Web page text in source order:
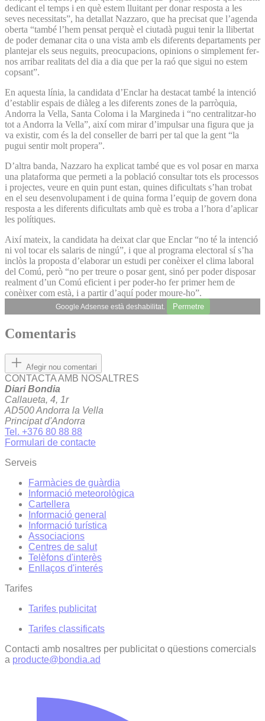
dedicant el temps i en què estem lluitant per donar resposta a les
seves necessitats”, ha detallat Nazzaro, que ha precisat que l’agenda
oberta “també l’hem pensat perquè el ciutadà pugui tenir la llibertat
de poder demanar cita o una vista amb els diferents departaments per
plantejar els seus neguits, preocupacions, opinions o simplement fer-
nos arribar realitats del dia a dia que per la raó que sigui no estem
copsant”.
En aquesta línia, la candidata d’Enclar ha destacat també la intenció
d’establir espais de diàleg a les diferents zones de la parròquia,
Andorra la Vella, Santa Coloma i la Margineda i “no centralitzar-ho
tot a Andorra la Vella”, així com mirar d’impulsar una figura que ja
va existir, com és la del conseller de barri per tal que la gent “la
pugui sentir molt propera”.
D’altra banda, Nazzaro ha explicat també que es vol posar en marxa
una plataforma que permeti a la població consultar tots els processos
i projectes, veure en quin punt estan, quines dificultats s’han trobat
en el seu desenvolupament i de quina forma l’equip de govern dona
resposta a les diferents dificultats amb què es troba a l’hora d’aplicar
les polítiques.
Així mateix, la candidata ha deixat clar que Enclar “no té la intenció
ni vol tocar els salaris de ningú”, i que al programa electoral sí s’ha
inclòs la proposta d’elaborar un estudi per conèixer el clima laboral
del Comú, però “no per treure o posar gent, sinó per poder disposar
realment d’un Comú eficient i per poder-ho fer primer hem de
conèixer com està, i a partir d’aquí poder moure-ho”.
Google Adsense està deshabilitat. Permetre
Comentaris
Afegir nou comentari
CONTACTA AMB NOSALTRES
Diari Bondia
Callaueta, 4, 1r
AD500 Andorra la Vella
Principat d'Andorra
Tel. +376 80 88 88
Formulari de contacte
Serveis
Farmàcies de guàrdia
Informació meteorològica
Cartellera
Informació general
Informació turística
Associacions
Centres de salut
Telèfons d'interès
Enllaços d'interés
Tarifes
Tarifes publicitat
Tarifes classificats
Contacti amb nosaltres per publicitat o qüestions comercials
a producte@bondia.ad